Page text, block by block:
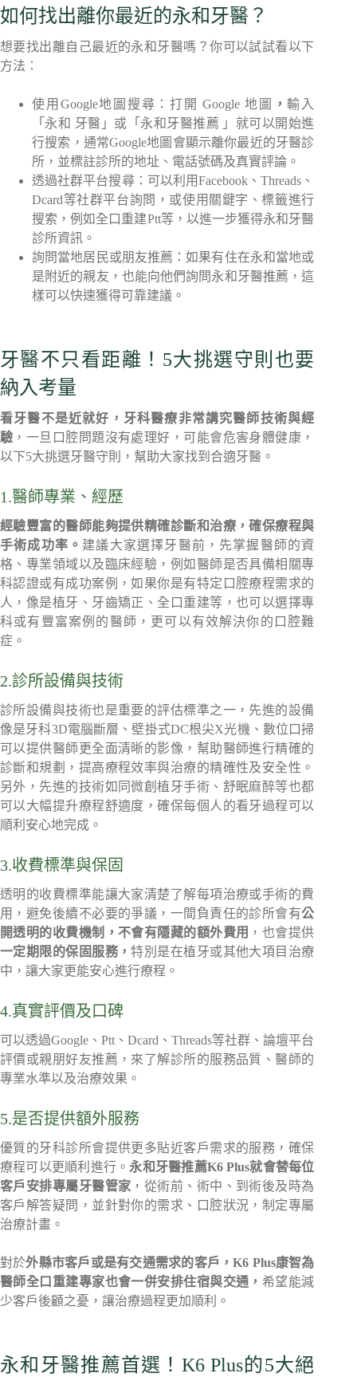
如何找出離你最近的永和牙醫？
想要找出離自己最近的永和牙醫嗎？你可以試試看以下
方法：
使用Google地圖搜尋：打開 Google 地圖 ，輸入
「永和 牙醫」或「永和牙醫推薦 」就可以開始進
行搜索，通常Google地圖會顯示離你最近的牙醫診
所，並標註診所的地址、電話號碼及真實評論。
透過社群平台搜尋：可以利用Facebook、Threads、
Dcard等社群平台詢問，或使用關鍵字、標籤進行
搜索，例如全口重建Ptt等，以進一步獲得永和牙醫
診所資訊。
詢問當地居民或朋友推薦：如果有住在永和當地或
是附近的親友，也能向他們詢問永和牙醫推薦，這
樣可以快速獲得可靠建議。
牙醫不只看距離！5大挑選守則也要
納入考量
看牙醫不是近就好，牙科醫療非常講究醫師技術與經
驗 ，一旦口腔問題沒有處理好，可能會危害身體健康，
以下5大挑選牙醫守則，幫助大家找到合適牙醫。
1.醫師專業、經歷
經驗豐富的醫師能夠提供精確診斷和治療，確保療程與
手術成功率。 建議大家選擇牙醫前，先掌握醫師的資
格、專業領域以及臨床經驗，例如醫師是否具備相關專
科認證或有成功案例，如果你是有特定口腔療程需求的
人，像是植牙、牙齒矯正、全口重建等，也可以選擇專
科或有豐富案例的醫師，更可以有效解決你的口腔難
症。
2.診所設備與技術
診所設備與技術也是重要的評估標準之一，先進的設備
像是牙科3D電腦斷層、壁掛式DC根尖X光機、數位口掃
可以提供醫師更全面清晰的影像，幫助醫師進行精確的
診斷和規劃，提高療程效率與治療的精確性及安全性。
另外，先進的技術如同微創植牙手術、舒眠麻醉等也都
可以大幅提升療程舒適度，確保每個人的看牙過程可以
順利安心地完成。
3.收費標準與保固
透明的收費標準能讓大家清楚了解每項治療或手術的費
用，避免後續不必要的爭議，一間負責任的診所會有公
開透明的收費機制，不會有隱藏的額外費用 ，也會提供
一定期限的保固服務，特別是在植牙或其他大項目治療
中，讓大家更能安心進行療程。
4.真實評價及口碑
可以透過Google、Ptt、Dcard、Threads等社群、論壇平台
評價或親朋好友推薦，來了解診所的服務品質、醫師的
專業水準以及治療效果。
5.是否提供額外服務
優質的牙科診所會提供更多貼近客戶需求的服務，確保
療程可以更順利進行。 永和牙醫推薦K6 Plus就會替每位
客戶安排專屬牙醫管家 ，從術前、術中、到術後及時為
客戶解答疑問，並針對你的需求、口腔狀況，制定專屬
治療計畫。
對於外縣市客戶或是有交通需求的客戶，K6 Plus康智為
醫師全口重建專家也會一併安排住宿與交通， 希望能減
少客戶後顧之憂，讓治療過程更加順利。
永和牙醫推薦首選！K6 Plus的5大絕